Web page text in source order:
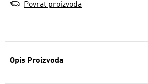
Opis Proizvoda
Povrat proizvoda